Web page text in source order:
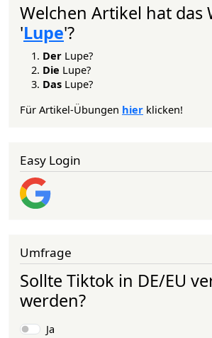
Welchen Artikel hat das
'Lupe'?
Der Lupe?
Die Lupe?
Das Lupe?
Für Artikel-Übungen hier klicken!
Easy Login
Umfrage
Sollte Tiktok in DE/EU
werden?
Auswahlmöglichkeiten
Ja